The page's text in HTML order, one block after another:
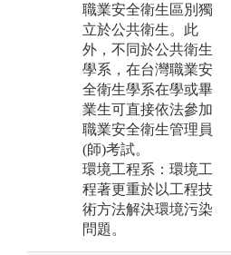
職業安全衛生區別獨
立於公共衛生。此
外，不同於公共衛生
學系，在台灣職業安
全衛生學系在學或畢
業生可直接依法參加
職業安全衛生管理員
(師)考試。
環境工程系：環境工
程著更重於以工程技
術方法解決環境污染
問題。